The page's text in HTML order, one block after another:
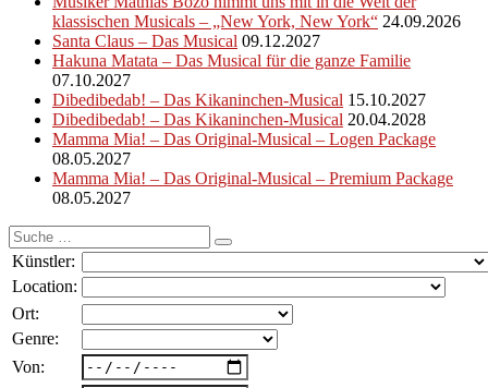
klassischen Musicals – „New York, New York“ 24.09.2026
Santa Claus – Das Musical 09.12.2027
Hakuna Matata – Das Musical für die ganze Familie
07.10.2027
Dibedibedab! – Das Kikaninchen-Musical 15.10.2027
Dibedibedab! – Das Kikaninchen-Musical 20.04.2028
Mamma Mia! – Das Original-Musical – Logen Package
08.05.2027
Mamma Mia! – Das Original-Musical – Premium Package
08.05.2027
Suche
nach:
Künstler:
Location:
Ort:
Genre:
Von: